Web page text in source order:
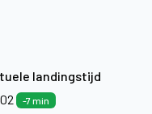
landingstijd
-7 min